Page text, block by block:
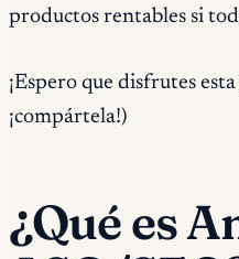
productos rentables si
¡Espero que disfrutes
¡compártela!)
¿Qué es